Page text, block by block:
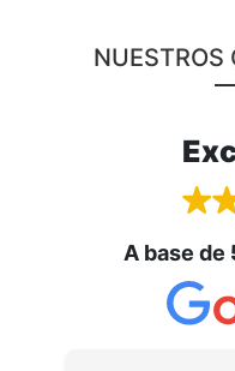
NUESTROS
A base de